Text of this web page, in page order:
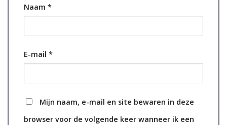
Naam *
E-mail *
Mijn naam, e-mail en site bewaren in deze
browser voor de volgende keer wanneer ik een